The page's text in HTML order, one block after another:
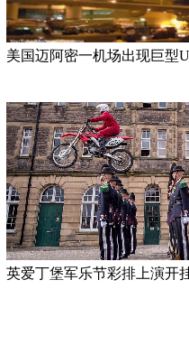
国迈阿密一机场出现巨型UFO
双头姐妹”共享一个身体 已大学
业
美国迈阿密一机场出现巨型
英爱丁堡军乐节彩排上演开